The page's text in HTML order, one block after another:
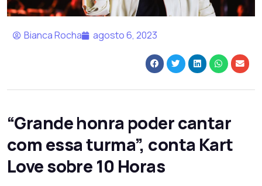
Bianca Rocha agosto 6, 2023
“Grande honra poder cantar
com essa turma”, conta Kart
Love sobre 10 Horas